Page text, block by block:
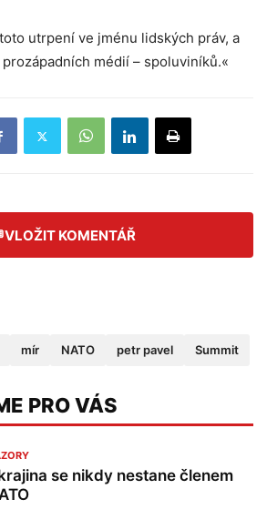
utrpení ve jménu lidských práv, a
médií – spoluviníků.«
VLOŽIT KOMENTÁŘ
mír NATO petr pavel Summit
PRO VÁS
se nikdy nestane členem